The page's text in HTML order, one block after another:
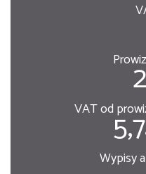
VAT od
Wypisy